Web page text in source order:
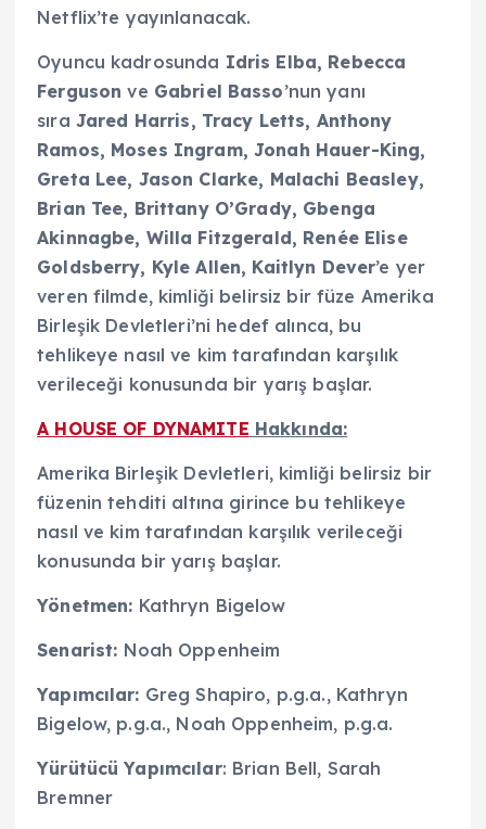
Netflix’te yayınlanacak.
Oyuncu kadrosunda Idris Elba, Rebecca
Fergusonve Gabriel Basso’nun yanı
sıra Jared Harris, Tracy Letts, Anthony
Ramos, Moses Ingram, Jonah Hauer-King,
Greta Lee, Jason Clarke, Malachi Beasley,
Brian Tee, Brittany O’Grady, Gbenga
Akinnagbe, Willa Fitzgerald, Renée Elise
Goldsberry, Kyle Allen, Kaitlyn Dever’e yer
veren filmde, kimliği belirsiz bir füze Amerika
Birleşik Devletleri’ni hedef alınca, bu
tehlikeye nasıl ve kim tarafından karşılık
verileceği konusunda bir yarış başlar.
A HOUSE OF DYNAMITE Hakkında:
Amerika Birleşik Devletleri, kimliği belirsiz bir
füzenin tehditi altına girince bu tehlikeye
nasıl ve kim tarafından karşılık verileceği
konusunda bir yarış başlar.
Yönetmen: Kathryn Bigelow
Senarist: Noah Oppenheim
Yapımcılar: Greg Shapiro, p.g.a., Kathryn
Bigelow, p.g.a., Noah Oppenheim, p.g.a.
Yürütücü Yapımcılar: Brian Bell, Sarah
Bremner